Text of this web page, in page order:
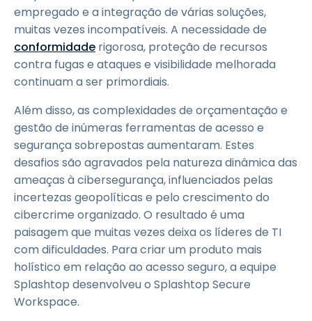
empregado e a integração de várias soluções,
muitas vezes incompatíveis. A necessidade de
conformidade rigorosa, proteção de recursos
contra fugas e ataques e visibilidade melhorada
continuam a ser primordiais.
Além disso, as complexidades de orçamentação e
gestão de inúmeras ferramentas de acesso e
segurança sobrepostas aumentaram. Estes
desafios são agravados pela natureza dinâmica das
ameaças à cibersegurança, influenciados pelas
incertezas geopolíticas e pelo crescimento do
cibercrime organizado. O resultado é uma
paisagem que muitas vezes deixa os líderes de TI
com dificuldades. Para criar um produto mais
holístico em relação ao acesso seguro, a equipe
Splashtop desenvolveu o Splashtop Secure
Workspace.